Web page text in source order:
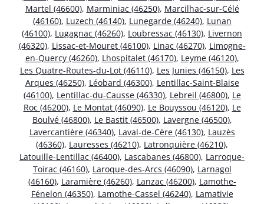
Martel (46600), Marminiac (46250), Marcilhac-sur-Célé
(46160), Luzech (46140), Lunegarde (46240), Lunan
(46100), Lugagnac (46260), Loubressac (46130), Livernon
(46320), Lissac-et-Mouret (46100), Linac (46270), Limogne-
en-Quercy (46260), Lhospitalet (46170), Leyme (46120),
Les Quatre-Routes-du-Lot (46110), Les Junies (46150), Les
Arques (46250), Léobard (46300), Lentillac-Saint-Blaise
(46100), Lentillac-du-Causse (46330), Lebreil (46800), Le
Roc (46200), Le Montat (46090), Le Bouyssou (46120), Le
Boulvé (46800), Le Bastit (46500), Lavergne (46500),
Lavercantière (46340), Laval-de-Cère (46130), Lauzès
(46360), Lauresses (46210), Latronquière (46210),
Latouille-Lentillac (46400), Lascabanes (46800), Larroque-
Toirac (46160), Laroque-des-Arcs (46090), Larnagol
(46160), Laramière (46260), Lanzac (46200), Lamothe-
Fénelon (46350), Lamothe-Cassel (46240), Lamativie